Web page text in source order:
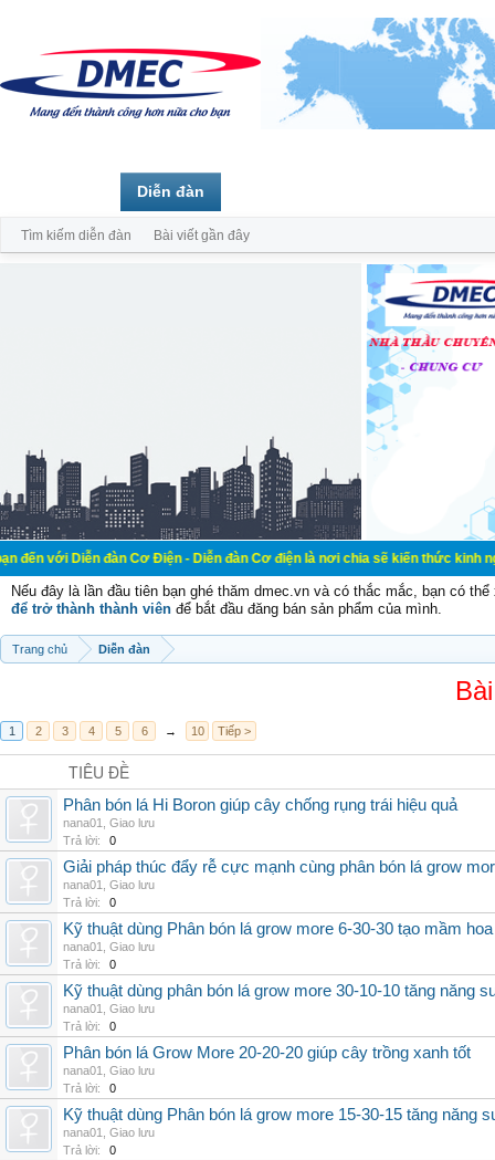
đàn Cơ Điện - Diễn đàn Cơ điện là nơi chia sẽ kiến thức kinh nghiệm
Nếu đây là lần đầu tiên bạn ghé thăm dmec.vn và có thắc mắc, bạn có
để trở thành thành viên để bắt đầu đăng bán sản phẩm của mình.
Trang chủ Diễn đàn
1 2 3 4 5 6 → 10 Tiếp >
TIÊU ĐỀ
Phân bón lá Hi Boron giúp cây chống rụng trái hiệu quả
nana01
Giao lưu
Trả lời:
0
Giải pháp thúc đẩy rễ cực mạnh cùng phân bón lá grow
nana01
Giao lưu
Trả lời:
0
Kỹ thuật dùng Phân bón lá grow more 6-30-30 tạo mầm hoa
nana01
Giao lưu
Trả lời:
0
Kỹ thuật dùng phân bón lá grow more 30-10-10 tăng năng
nana01
Giao lưu
Trả lời:
0
Phân bón lá Grow More 20-20-20 giúp cây trồng xanh tốt
nana01
Giao lưu
Trả lời:
0
Kỹ thuật dùng Phân bón lá grow more 15-30-15 tăng năng
nana01
Giao lưu
Trả lời:
0
Diễn đàn
Tìm kiếm diễn đàn Bài viết gần đây